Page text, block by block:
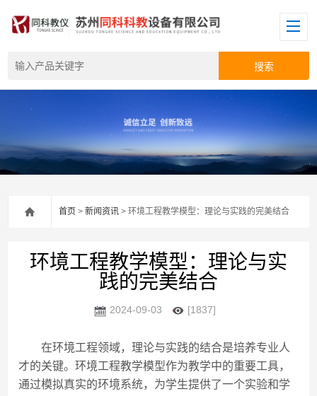
首页 >新闻资讯 > 环境工程教学模型：理论与实践的完美结合
环境工程教学模型：理论与实
践的完美结合
2024-09-03 [1837]
在环境工程领域，理论与实践的结合是培养专业人
才的关键。环境工程教学模型作为教学中的重要工具，
通过模拟真实的环境系统，为学生提供了一个实验和学